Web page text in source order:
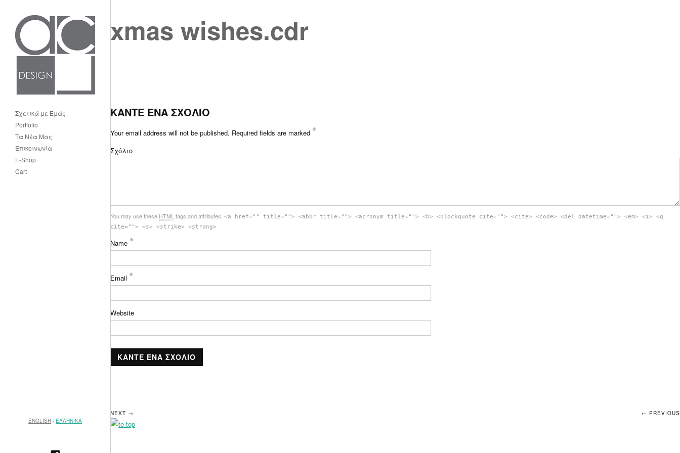
Σχετικά με Εμάς
Portfolio
Τα Νέα Μας
Επικοινωνία
E-Shop
Cart
ENGLISH ΕΛΛΗΝΙΚΑ
xmas wishes.cdr
ΚΑΝΤΕ ΕΝΑ ΣΧΟΛΙΟ
Your email address will not be published. Required fields are marked *
Σχόλιο
You may use these HTML tags and attributes: <a href="" title=""> <abbr title=""> <acronym title=""> <b> <blockquote cite=""> <cite> <code> <del datetime=""> <em> <i> <q
cite=""> <s> <strike> <strong>
Name *
Email *
Website
← PREVIOUS
NEXT →